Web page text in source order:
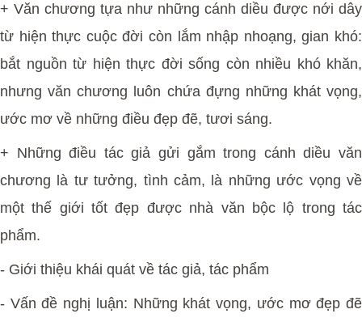
+ Văn chương tựa như những cánh diều được nới dây
từ hiện thực cuộc đời còn lắm nhập nhoạng, gian khó:
bắt nguồn từ hiện thực đời sống còn nhiều khó khăn,
nhưng văn chương luôn chứa đựng những khát vọng,
ước mơ về những điều đẹp đẽ, tươi sáng.
+ Những điều tác giả gửi gắm trong cánh diều văn
chương là tư tưởng, tình cảm, là những ước vọng về
một thế giới tốt đẹp được nhà văn bộc lộ trong tác
phẩm.
- Giới thiệu khái quát về tác giả, tác phẩm
- Vấn đề nghị luận: Những khát vọng, ước mơ đẹp đẽ